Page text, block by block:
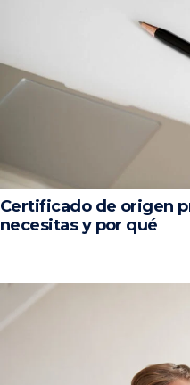
Certificado de origen
necesitas y por qué